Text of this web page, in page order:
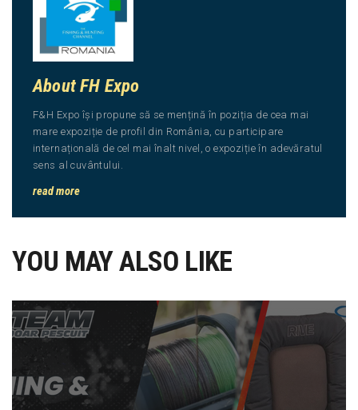
About FH Expo
F&H Expo își propune să se mențină în poziția de cea mai
mare expoziție de profil din România, cu participare
internațională de cel mai înalt nivel, o expoziție în adevăratul
sens al cuvântului.
read more
YOU MAY ALSO LIKE